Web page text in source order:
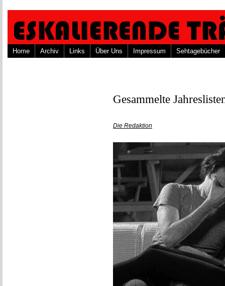
Home Archiv Links Über Uns Impressum Sehtagebücher
Gesammelte
Die Redaktion